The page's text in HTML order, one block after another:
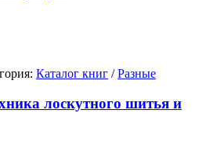
Каталог книг /Разные
лоскутного шитья и